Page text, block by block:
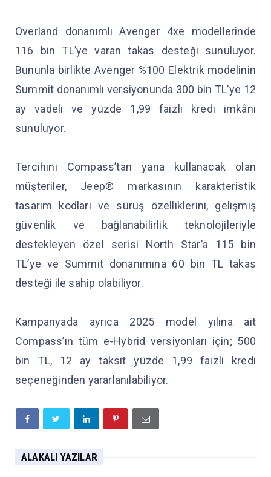
Overland donanımlı Avenger 4xe modellerinde
116 bin TL’ye varan takas desteği sunuluyor.
Bununla birlikte Avenger %100 Elektrik modelinin
Summit donanımlı versiyonunda 300 bin TL’ye 12
ay vadeli ve yüzde 1,99 faizli kredi imkânı
sunuluyor.
Tercihini Compass’tan yana kullanacak olan
müşteriler, Jeep® markasının karakteristik
tasarım kodları ve sürüş özelliklerini, gelişmiş
güvenlik ve bağlanabilirlik teknolojileriyle
destekleyen özel serisi North Star’a 115 bin
TL’ye ve Summit donanımına 60 bin TL takas
desteği ile sahip olabiliyor.
Kampanyada ayrıca 2025 model yılına ait
Compass’ın tüm e-Hybrid versiyonları için; 500
bin TL, 12 ay taksit yüzde 1,99 faizli kredi
seçeneğinden yararlanılabiliyor.
ALAKALI YAZILAR